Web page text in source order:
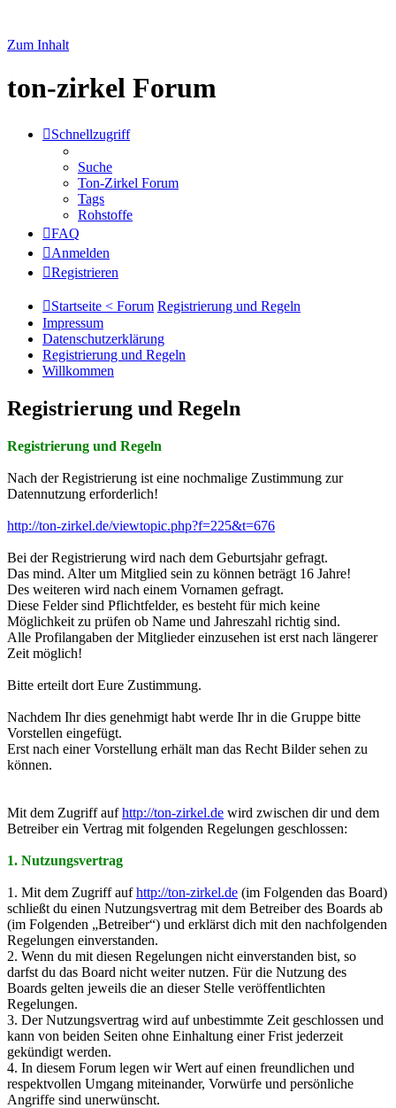
Zum Inhalt
ton-zirkel Forum
Schnellzugriff
Suche
Ton-Zirkel Forum
Tags
Rohstoffe
FAQ
Anmelden
Registrieren
Startseite < Forum Registrierung und Regeln
Impressum
Datenschutzerklärung
Registrierung und Regeln
Willkommen
Registrierung und Regeln
Registrierung und Regeln
Nach der Registrierung ist eine nochmalige Zustimmung zur
Datennutzung erforderlich!
http://ton-zirkel.de/viewtopic.php?f=225&t=676
Bei der Registrierung wird nach dem Geburtsjahr gefragt.
Das mind. Alter um Mitglied sein zu können beträgt 16 Jahre!
Des weiteren wird nach einem Vornamen gefragt.
Diese Felder sind Pflichtfelder, es besteht für mich keine
Möglichkeit zu prüfen ob Name und Jahreszahl richtig sind.
Alle Profilangaben der Mitglieder einzusehen ist erst nach längerer
Zeit möglich!
Bitte erteilt dort Eure Zustimmung.
Nachdem Ihr dies genehmigt habt werde Ihr in die Gruppe bitte
Vorstellen eingefügt.
Erst nach einer Vorstellung erhält man das Recht Bilder sehen zu
können.
Mit dem Zugriff aufhttp://ton-zirkel.de wird zwischen dir und dem
Betreiber ein Vertrag mit folgenden Regelungen geschlossen:
1. Nutzungsvertrag
1. Mit dem Zugriff aufhttp://ton-zirkel.de (im Folgenden das Board)
schließt du einen Nutzungsvertrag mit dem Betreiber des Boards ab
(im Folgenden „Betreiber“) und erklärst dich mit den nachfolgenden
Regelungen einverstanden.
2. Wenn du mit diesen Regelungen nicht einverstanden bist, so
darfst du das Board nicht weiter nutzen. Für die Nutzung des
Boards gelten jeweils die an dieser Stelle veröffentlichten
Regelungen.
3. Der Nutzungsvertrag wird auf unbestimmte Zeit geschlossen und
kann von beiden Seiten ohne Einhaltung einer Frist jederzeit
gekündigt werden.
4. In diesem Forum legen wir Wert auf einen freundlichen und
respektvollen Umgang miteinander, Vorwürfe und persönliche
Angriffe sind unerwünscht.